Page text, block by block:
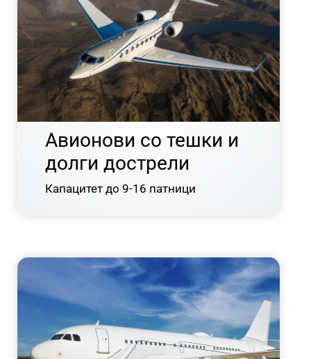
Авионови со тешки и
долги дострели
Капацитет до 9-16 патници